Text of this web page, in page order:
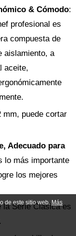
& Cómodo:
profesional es
compuesta de
aislamiento, a
aceite,
mm, puede cortar
Adecuado para
lo más importante
los mejores
la Serie Clásica es
de este sitio web. Más